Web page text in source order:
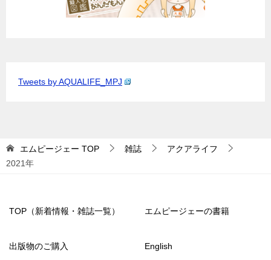
Tweets by AQUALIFE_MPJ
エムピージェー TOP 雑誌
アクアライフ
2021年
TOP（新着情報・雑誌一覧） エムピージェーの書籍
出版物のご購入 English